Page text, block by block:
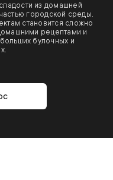
из домашней
городской среды.
становится сложно
рецептами и
булочных и